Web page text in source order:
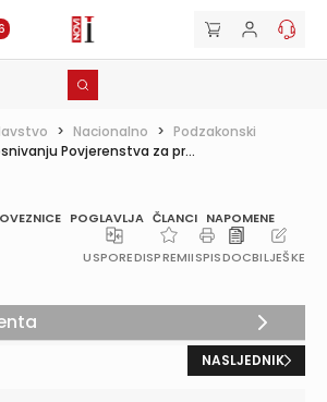
> Nacionalno > Podzakonski
Povjerenstva za pr...
POGLAVLJA ČLANCI NAPOMENE
USPOREDISPREMIISPISDOCBILJEŠKE
NASLJEDNIK